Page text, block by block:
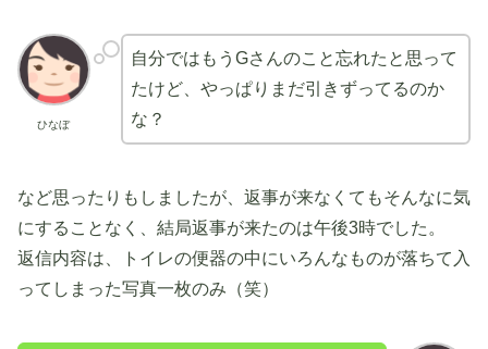
ひなぼ
自分ではもうGさんのこと忘れたと思って
たけど、やっぱりまだ引きずってるのか
な？
など思ったりもしましたが、返事が来なくてもそんなに気
にすることなく、結局返事が来たのは午後3時でした。
返信内容は、トイレの便器の中にいろんなものが落ちて入
ってしまった写真一枚のみ（笑）